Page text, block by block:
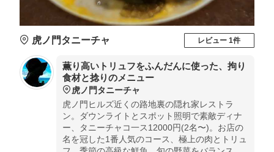
虎ノ門タニーチャ レビュー 1件
薫り高いトリュフをふんだんに使った、拘り
食材と捻りのメニュー
虎ノ門タニーチャ
虎ノ門ヒルズ近くの路地裏の隠れ家レストラ
ン。ダウンライトとスポット照明で素敵ディナ
ー、タニーチャコ一ス12000円(2名〜)。お店の
名を冠した1番人気のコース、極上の肉とトリュ